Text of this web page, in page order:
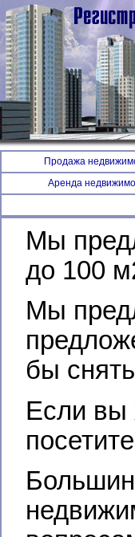
Продажа
Аренда
Мы
до 100
Мы
бы
Если вы